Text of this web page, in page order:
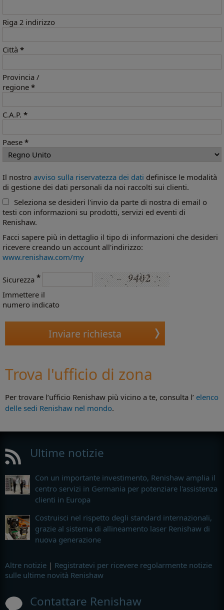
Riga 2 indirizzo
Città *
Provincia /
regione *
C.A.P. *
Paese *
Il nostro avviso sulla riservatezza dei dati definisce le modalità
di gestione dei dati personali da noi raccolti sui clienti.
Seleziona se desideri l'invio da parte di nostra di email o
testi con informazioni su prodotti, servizi ed eventi di
Renishaw.
Facci sapere più in dettaglio il tipo di informazioni che desideri
ricevere creando un account all'indirizzo:
www.renishaw.com/my
Sicurezza *
Immettere il
numero indicato
Trova l'ufficio di zona
Per trovare l’ufficio Renishaw più vicino a te, consulta l’ elenco
delle sedi Renishaw nel mondo.
Ultime notizie
Con un importante investimento, Renishaw amplia il
centro servizi in Germania per potenziare l'assistenza
clienti in Europa
Costruisci nel rispetto degli standard internazionali,
grazie al sistema di allineamento laser Renishaw di
nuova generazione
Altre notizie | Registratevi per ricevere regolarmente notizie
sulle ultime novità Renishaw
Contattare Renishaw